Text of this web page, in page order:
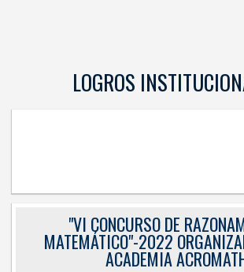
LOGROS
"VI CONCURSO DE
MATEMÁTICO"-2022
ACADEMIA